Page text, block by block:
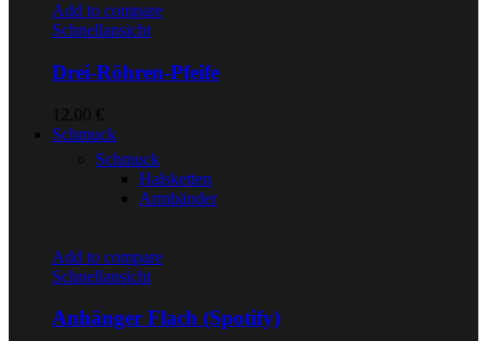
Add to compare
Schnellansicht
Drei-Röhren-Pfeife
12,00 €
Schmuck
Schmuck
Halsketten
Armbänder
Add to compare
Schnellansicht
Anhänger Flach (Spotify)